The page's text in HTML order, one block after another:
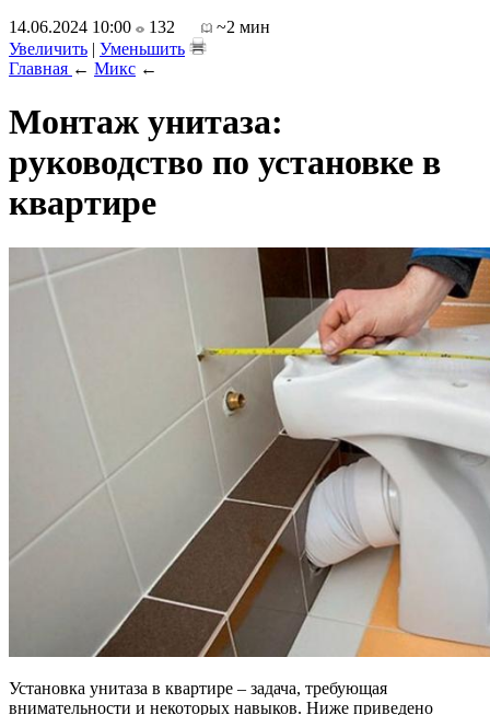
14.06.2024 10:00
132
~2 мин
Увеличить | Уменьшить
Главная ← Микс ←
Монтаж унитаза:
руководство по установке в
квартире
Установка унитаза в квартире – задача, требующая
внимательности и некоторых навыков. Ниже приведено